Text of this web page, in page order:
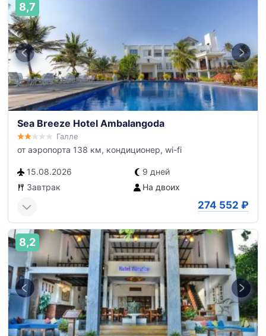
8,7
Sea Breeze Hotel Ambalangoda
Галле
от аэропорта 138 км, кондиционер, wi-fi
15.08.2026
9 дней
Завтрак
На двоих
274 552 ₽
8,2